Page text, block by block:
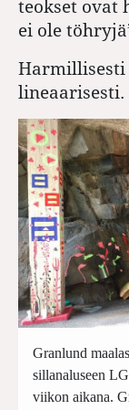
teokset ovat
ei ole
Harmillisesti
lineaarisesti.
Granlund
sillanaluseen
viikon aikana.